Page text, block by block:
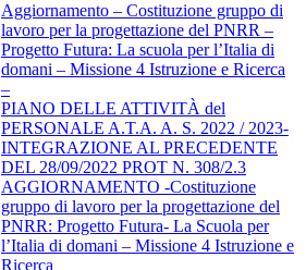
Aggiornamento – Costituzione gruppo di
lavoro per la progettazione del PNRR –
Progetto Futura: La scuola per l’Italia di
domani – Missione 4 Istruzione e Ricerca
–
PIANO DELLE ATTIVITÀ del
PERSONALE A.T.A. A. S. 2022 / 2023-
INTEGRAZIONE AL PRECEDENTE
DEL 28/09/2022 PROT N. 308/2.3
AGGIORNAMENTO -Costituzione
gruppo di lavoro per la progettazione del
PNRR: Progetto Futura- La Scuola per
l’Italia di domani – Missione 4 Istruzione e
Ricerca